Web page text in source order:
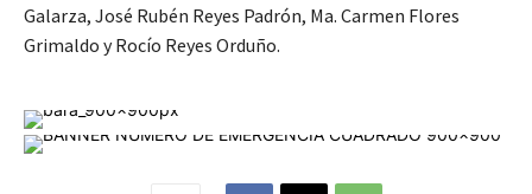
Galarza, José Rubén Reyes Padrón, Ma. Carmen Flores
Grimaldo y Rocío Reyes Orduño.